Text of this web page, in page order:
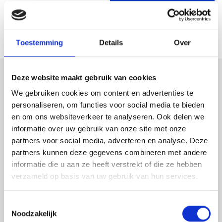
Toestemming Details Over
Deze website maakt gebruik van cookies
We gebruiken cookies om content en advertenties te
personaliseren, om functies voor social media te bieden
en om ons websiteverkeer te analyseren. Ook delen we
informatie over uw gebruik van onze site met onze
partners voor social media, adverteren en analyse. Deze
partners kunnen deze gegevens combineren met andere
informatie die u aan ze heeft verstrekt of die ze hebben
verzameld op basis van uw gebruik van hun services.
Noodzakelijk
SCHRIJF EEN REVIEW
Astek
Productspecialist voor uw meet- en
inspectieapparatuur
Astek is uw expert op het gebied van laser
afstandsmeters en overige inspectie- en
meetapparatuur waarbij kwaliteit en nauwkeurigheid
Protimeter en Merlin Lazer. Daarnaast leveren wij